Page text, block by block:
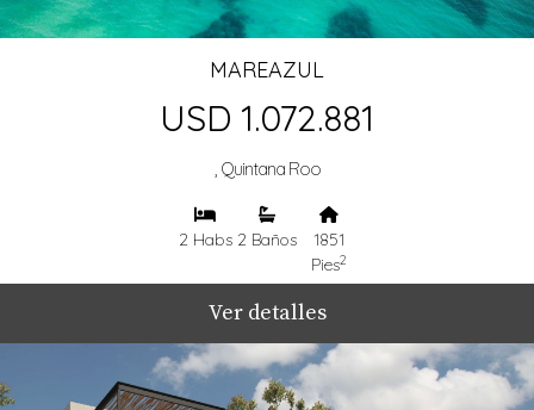
MAREAZUL
USD 1.072.881
, Quintana Roo
2 Habs 2 Baños
1851
Pies2
Ver detalles